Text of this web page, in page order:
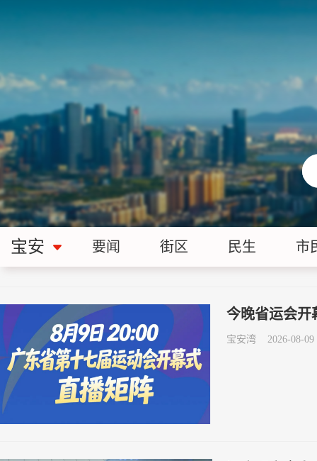
宝安 要闻 街区 民生 市
今晚省运会
宝安湾 2026-08-09